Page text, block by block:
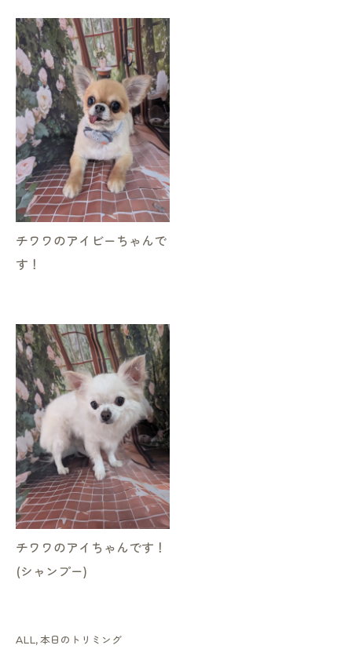
チワワのアイビーちゃんで
す！
チワワのアイちゃんです！
(シャンプー)
ALL 本日のトリミング
お気軽にお問い合わせください